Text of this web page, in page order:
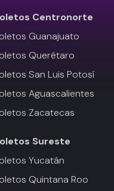
Centronorte
Guanajuato
Querétaro
San Luis Potosí
Aguascalientes
Zacatecas
Sureste
Yucatán
Quintana Roo